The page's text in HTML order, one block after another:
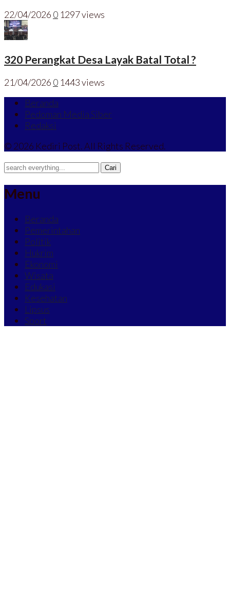
22/04/2026 0 1297 views
320 Perangkat Desa Layak Batal Total ?
21/04/2026 0 1443 views
Beranda
Pedoman Media Siber
Redaksi
© 2026 Kediri Post. All Rights Reserved.
Menu
Beranda
Pemerintahan
Politik
Hukrim
Ekonomi
Wisata
Edukasi
Kesehatan
Lipsus
Sport